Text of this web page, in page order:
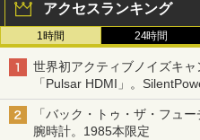
アクセスランキング
1時間 24時間
世界初アクティブノイズキ
「Pulsar HDMI」。
「バック・トゥ・ザ・フュ
腕時計。1985本限定